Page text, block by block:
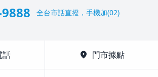
全台市話直撥，手機加(02)
話 location_on 門市據點